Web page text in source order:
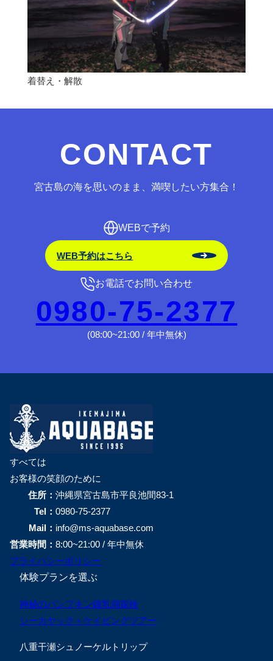
着替え・解散
CONTACT
宮古島の海を思いのまま、満喫したい方集合！
WEBで予約
WEB予約はこちら
お電話でお問い合わせ
0980-75-2377
(08:00~21:00 / 年中無休)
すべては
お客様の笑顔のために
住所： 沖縄県宮古島市平良池間83-1
Tel： 0980-75-2377
Mail： info@ms-aquabase.com
営業時間： 8:00~21:00 / 年中無休
プライバシーポリシー
体験プランを選ぶ
神秘のパンプキン鍾乳洞探検
シーカヤック＋ケイビングツアー
八重干瀬シュノーケルトリップ